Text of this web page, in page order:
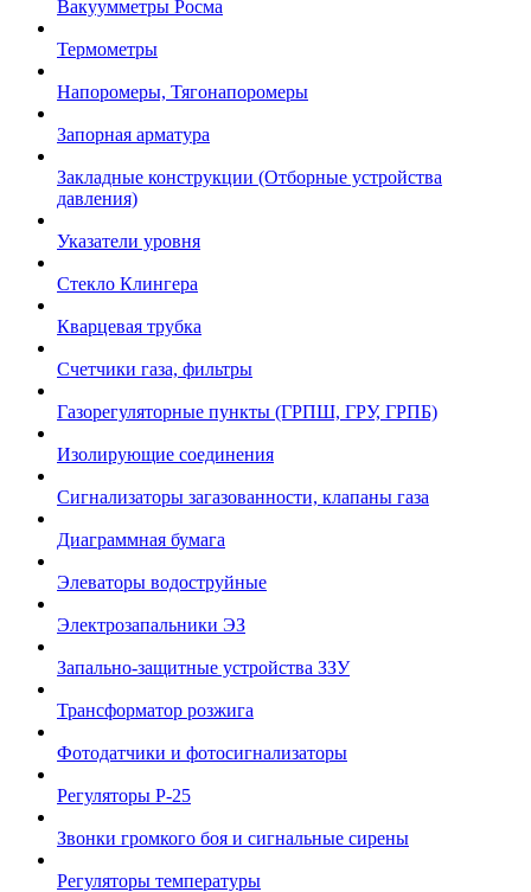
Вакуумметры Росма
Термометры
Напоромеры, Тягонапоромеры
Запорная арматура
Закладные конструкции (Отборные устройства
давления)
Указатели уровня
Стекло Клингера
Кварцевая трубка
Счетчики газа, фильтры
Газорегуляторные пункты (ГРПШ, ГРУ, ГРПБ)
Изолирующие соединения
Сигнализаторы загазованности, клапаны газа
Диаграммная бумага
Элеваторы водоструйные
Электрозапальники ЭЗ
Запально-защитные устройства ЗЗУ
Трансформатор розжига
Фотодатчики и фотосигнализаторы
Регуляторы Р-25
Звонки громкого боя и сигнальные сирены
Регуляторы температуры